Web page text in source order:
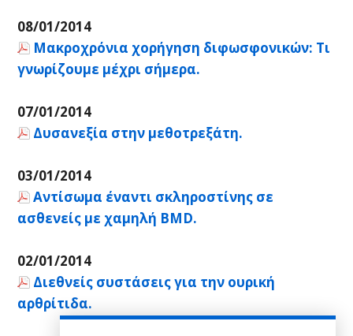
08/01/2014
Μακροχρόνια χορήγηση διφωσφονικών: Τι
γνωρίζουμε μέχρι σήμερα.
07/01/2014
Δυσανεξία στην μεθοτρεξάτη.
03/01/2014
Αντίσωμα έναντι σκληροστίνης σε
ασθενείς με χαμηλή BMD.
02/01/2014
Διεθνείς συστάσεις για την ουρική
αρθρίτιδα.